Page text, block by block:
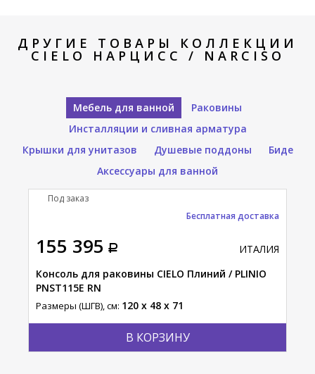
ДРУГИЕ ТОВАРЫ КОЛЛЕКЦИИ
CIELO НАРЦИСС / NARCISO
Мебель для ванной
Раковины
Инсталляции и сливная арматура
Крышки для унитазов
Душевые поддоны
Биде
Аксессуары для ванной
155 395
В КОРЗИНУ
ИТАЛИЯ
Консоль для раковины CIELO Плиний / PLINIO
PNST115E RN
Размеры (ШГВ), см: 120 x 48 x 71
Под заказ
Бесплатная доставка